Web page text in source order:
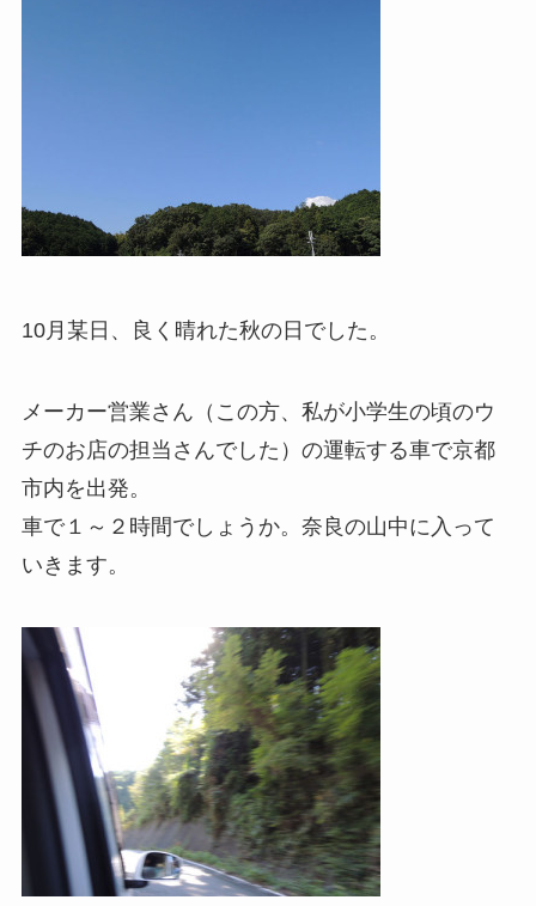
10月某日、良く晴れた秋の日でした。
メーカー営業さん（この方、私が小学生の頃のウ
チのお店の担当さんでした）の運転する車で京都
市内を出発。
車で１～２時間でしょうか。奈良の山中に入って
いきます。